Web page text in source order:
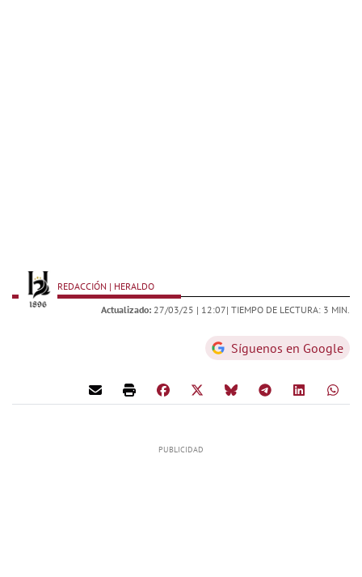
REDACCIÓN | HERALDO
Actualizado: 27/03/25 | 12:07| TIEMPO DE LECTURA: 3 MIN.
Síguenos en Google